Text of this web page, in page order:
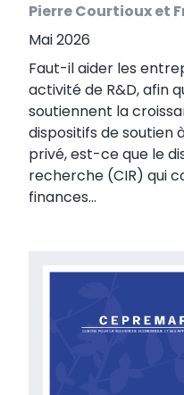
Pierre Courtioux et
Mai 2026
Faut-il aider les
activité de R&D, afin
soutiennent la
dispositifs de soutien
privé, est-ce que le
recherche (CIR) qui
finances...